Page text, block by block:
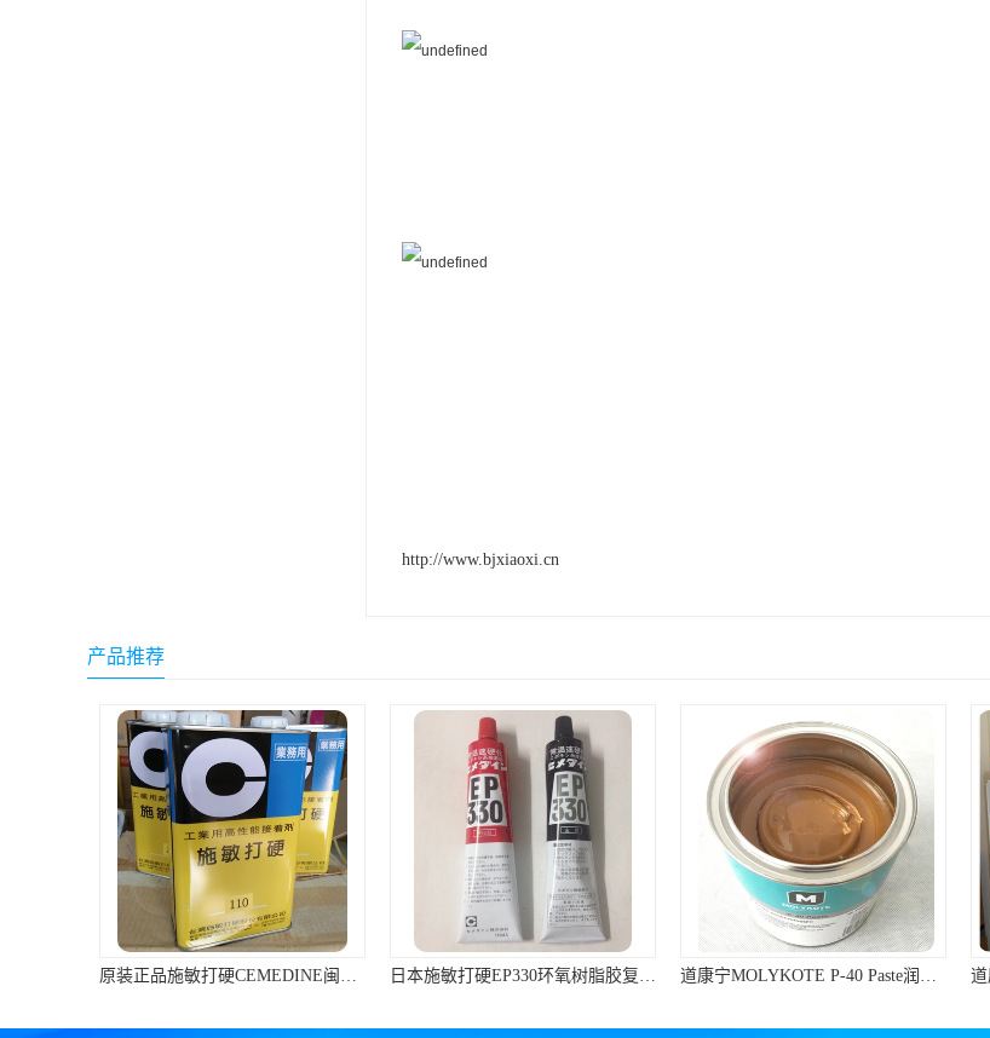
Molykote(磨力可)
日本AUTO化工
野川化学
harves哈维斯
3M胶带
美国氰特CTTEC
Sankol(岸本)
http://www.bjxiaoxi.cn
产品推荐
原装正品施敏打硬CEMEDINE闽台产110汽车刹车片黄胶/专用胶1KG/罐 日本施敏打硬EP330环氧树脂胶复合材料黏胶玻璃钢粘结320ML/组 道康宁MOLYKOTE P-40 Paste润滑脂棕色不含金属滑动轴承润滑油膏